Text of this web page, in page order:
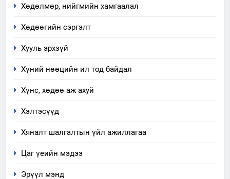
Хөдөлмөр, нийгмийн хамгаалал
Хөдөөгийн сэргэлт
Хууль эрхзүй
Хүний нөөцийн ил тод байдал
Хүнс, хөдөө аж ахуй
Хэлтэсүүд
Хяналт шалгалтын үйл ажиллагаа
Цаг үеийн мэдээ
Эрүүл мэнд
технологийн хүн, мал, амьтны
үзүүлэх буюу үзүүлж байгаа
Нээлттэй засгийн түншлэл
“БИД ИРГЭДЭЭ СОНСОЖ,